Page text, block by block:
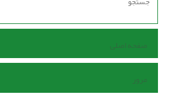
صفحه اصلی
مرور